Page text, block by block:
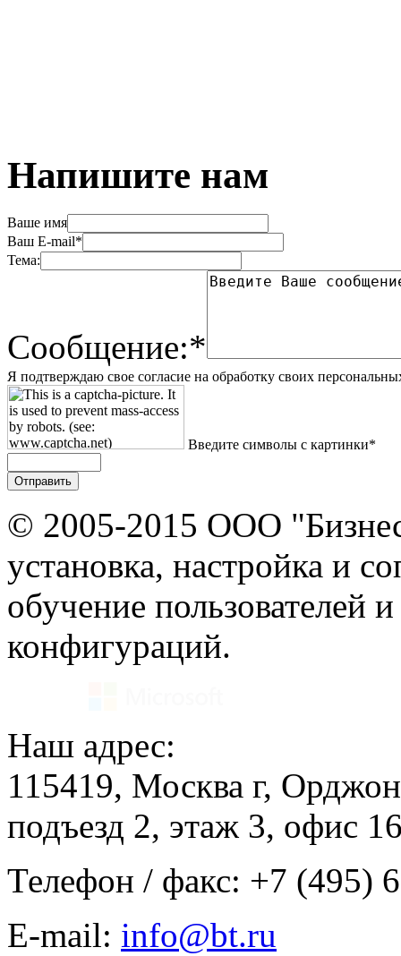
Напишите нам
Ваше имя
Ваш E-mail*
Тема:
Сообщение:*
Я подтверждаю свое согласие на обработку своих
Введите символы с картинки*
© 2005-2015 ООО
установка, настройка и
обучение пользователей
конфигураций.
Наш адрес:
115419, Москва г,
подъезд 2, этаж 3, офис
Телефон / факс: +7 (495)
E-mail: info@bt.ru